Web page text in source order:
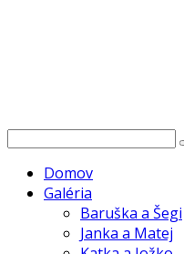
Domov
Galéria
Baruška a Šegi
Janka a Matej